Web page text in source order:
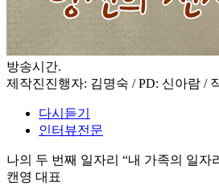
방송시간.
제작진진행자: 김명숙 / PD: 신아람 /
다시듣기
인터뷰전문
나의 두 번째 일자리 “내 가족의 일자
캔영 대표